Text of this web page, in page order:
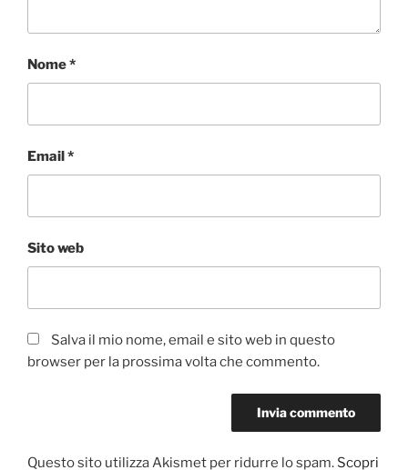
Nome*
Email*
Sito web
Salva il mio nome, email e sito web in questo
browser per la prossima volta che commento.
Questo sito utilizza Akismet per ridurre lo spam. Scopri